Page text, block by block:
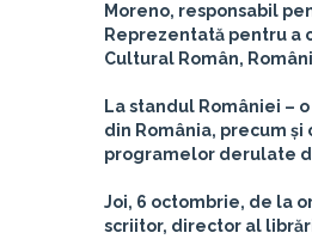
Moreno, responsabil
Reprezentată pentru a
Cultural Român,
La standul României –
din România, precum
programelor derulate
Joi, 6 octombrie, de la
scriitor, director al